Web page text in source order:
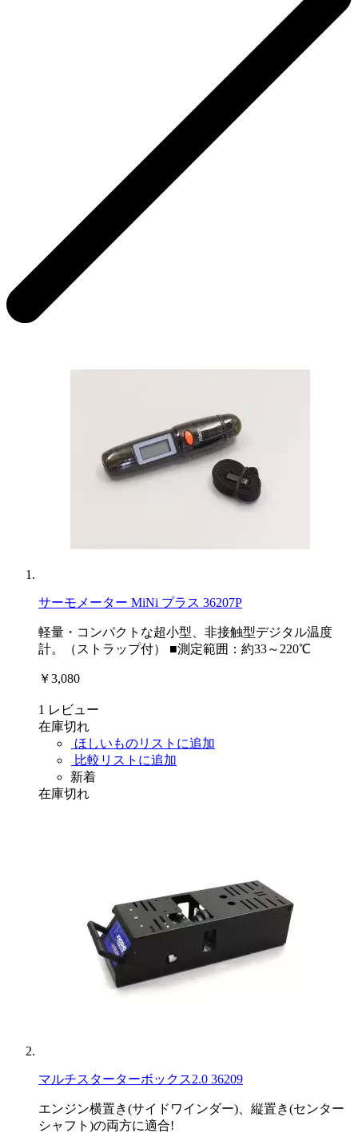
サーモメーター MiNi プラス 36207P
軽量・コンパクトな超小型、非接触型デジタル温度
計。（ストラップ付） ■測定範囲：約33～220℃
￥3,080
1 レビュー
在庫切れ
ほしいものリストに追加
比較リストに追加
新着
在庫切れ
マルチスターターボックス2.0 36209
エンジン横置き(サイドワインダー)、縦置き(センター
シャフト)の両方に適合!